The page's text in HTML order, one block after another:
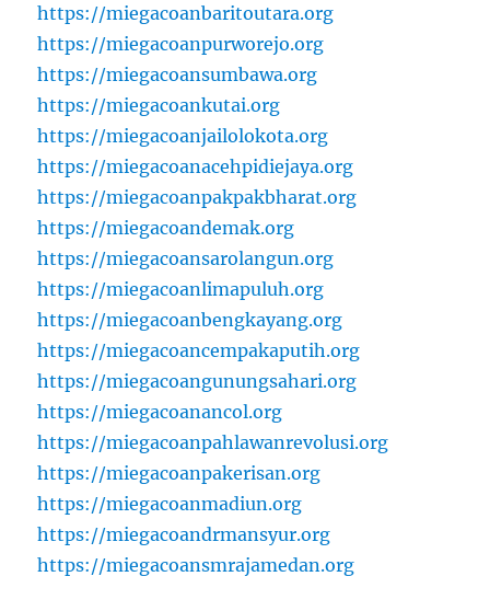
https://miegacoanbaritoutara.org
https://miegacoanpurworejo.org
https://miegacoansumbawa.org
https://miegacoankutai.org
https://miegacoanjailolokota.org
https://miegacoanacehpidiejaya.org
https://miegacoanpakpakbharat.org
https://miegacoandemak.org
https://miegacoansarolangun.org
https://miegacoanlimapuluh.org
https://miegacoanbengkayang.org
https://miegacoancempakaputih.org
https://miegacoangunungsahari.org
https://miegacoanancol.org
https://miegacoanpahlawanrevolusi.org
https://miegacoanpakerisan.org
https://miegacoanmadiun.org
https://miegacoandrmansyur.org
https://miegacoansmrajamedan.org